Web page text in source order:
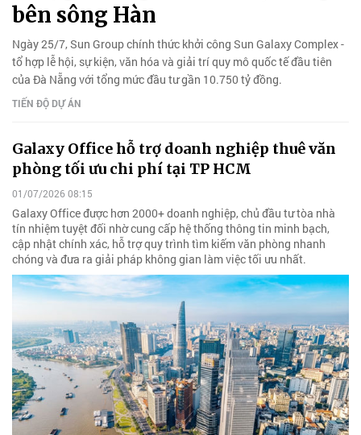
bên sông Hàn
Ngày 25/7, Sun Group chính thức khởi công Sun Galaxy Complex -
tổ hợp lễ hội, sự kiện, văn hóa và giải trí quy mô quốc tế đầu tiên
của Đà Nẵng với tổng mức đầu tư gần 10.750 tỷ đồng.
TIẾN ĐỘ DỰ ÁN
Galaxy Office hỗ trợ doanh nghiệp thuê văn
phòng tối ưu chi phí tại TP HCM
01/07/2026 08:15
Galaxy Office được hơn 2000+ doanh nghiệp, chủ đầu tư tòa nhà
tín nhiệm tuyệt đối nhờ cung cấp hệ thống thông tin minh bạch,
cập nhật chính xác, hỗ trợ quy trình tìm kiếm văn phòng nhanh
chóng và đưa ra giải pháp không gian làm việc tối ưu nhất.